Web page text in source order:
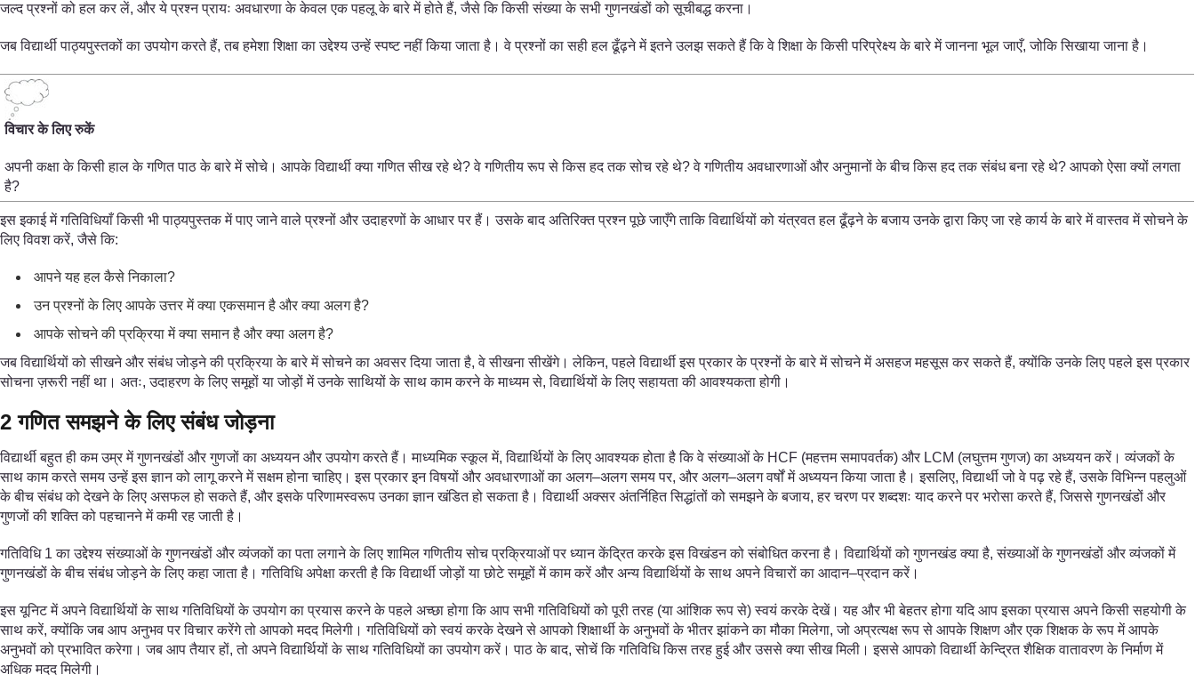
जल्द प्रश्नों को हल कर लें, और ये प्रश्न प्रायः अवधारणा के केवल एक पहलू के बारे में होते हैं, जैसे कि किसी संख्या के सभी गुणनखंडों को सूचीबद्ध करना।
जब विद्यार्थी पाठ्यपुस्तकों का उपयोग करते हैं, तब हमेशा शिक्षा का उद्देश्य उन्हें स्पष्ट नहीं किया जाता है। वे प्रश्नों का सही हल ढूँढ़ने में इतने उलझ सकते हैं कि वे शिक्षा के किसी परिप्रेक्ष्य के बारे में जानना भूल जाएँ, जोकि सिखाया जाना है।
विचार के लिए रुकें
अपनी कक्षा के किसी हाल के गणित पाठ के बारे में सोचे। आपके विद्यार्थी क्या गणित सीख रहे थे? वे गणितीय रूप से किस हद तक सोच रहे थे? वे गणितीय अवधारणाओं और अनुमानों के बीच किस हद तक संबंध बना रहे थे? आपको ऐसा क्यों लगता
है?
इस इकाई में गतिविधियाँ किसी भी पाठ्यपुस्तक में पाए जाने वाले प्रश्नों और उदाहरणों के आधार पर हैं। उसके बाद अतिरिक्त प्रश्न पूछे जाएँगे ताकि विद्यार्थियों को यंत्रवत हल ढूँढ़ने के बजाय उनके द्वारा किए जा रहे कार्य के बारे में वास्तव में सोचने के
लिए विवश करें, जैसे कि:
आपने यह हल कैसे निकाला?
उन प्रश्नों के लिए आपके उत्तर में क्या एकसमान है और क्या अलग है?
आपके सोचने की प्रक्रिया में क्या समान है और क्या अलग है?
जब विद्यार्थियों को सीखने और संबंध जोड़ने की प्रक्रिया के बारे में सोचने का अवसर दिया जाता है, वे सीखना सीखेंगे। लेकिन, पहले विद्यार्थी इस प्रकार के प्रश्नों के बारे में सोचने में असहज महसूस कर सकते हैं, क्योंकि उनके लिए पहले इस प्रकार
सोचना ज़रूरी नहीं था। अतः, उदाहरण के लिए समूहों या जोड़ों में उनके साथियों के साथ काम करने के माध्यम से, विद्यार्थियों के लिए सहायता की आवश्यकता होगी।
2 गणित समझने के लिए संबंध जोड़ना
विद्यार्थी बहुत ही कम उम्र में गुणनखंडों और गुणजों का अध्ययन और उपयोग करते हैं। माध्यमिक स्कूल में, विद्यार्थियों के लिए आवश्यक होता है कि वे संख्याओं के HCF (महत्तम समापवर्तक) और LCM (लघुत्तम गुणज) का अध्ययन करें। व्यंजकों के
साथ काम करते समय उन्हें इस ज्ञान को लागू करने में सक्षम होना चाहिए। इस प्रकार इन विषयों और अवधारणाओं का अलग–अलग समय पर, और अलग–अलग वर्षों में अध्ययन किया जाता है। इसलिए, विद्यार्थी जो वे पढ़ रहे हैं, उसके विभिन्न पहलुओं
के बीच संबंध को देखने के लिए असफल हो सकते हैं, और इसके परिणामस्वरूप उनका ज्ञान खंडित हो सकता है। विद्यार्थी अक्सर अंतर्निहित सिद्धांतों को समझने के बजाय, हर चरण पर शब्दशः याद करने पर भरोसा करते हैं, जिससे गुणनखंडों और
गुणजों की शक्ति को पहचानने में कमी रह जाती है।
गतिविधि 1 का उद्देश्य संख्याओं के गुणनखंडों और व्यंजकों का पता लगाने के लिए शामिल गणितीय सोच प्रक्रियाओं पर ध्यान केंद्रित करके इस विखंडन को संबोधित करना है। विद्यार्थियों को गुणनखंड क्या है, संख्याओं के गुणनखंडों और व्यंजकों में
गुणनखंडों के बीच संबंध जोड़ने के लिए कहा जाता है। गतिविधि अपेक्षा करती है कि विद्यार्थी जोड़ों या छोटे समूहों में काम करें और अन्य विद्यार्थियों के साथ अपने विचारों का आदान–प्रदान करें।
इस यूनिट में अपने विद्यार्थियों के साथ गतिविधियों के उपयोग का प्रयास करने के पहले अच्छा होगा कि आप सभी गतिविधियों को पूरी तरह (या आंशिक रूप से) स्वयं करके देखें। यह और भी बेहतर होगा यदि आप इसका प्रयास अपने किसी सहयोगी के
साथ करें, क्योंकि जब आप अनुभव पर विचार करेंगे तो आपको मदद मिलेगी। गतिविधियों को स्वयं करके देखने से आपको शिक्षार्थी के अनुभवों के भीतर झांकने का मौका मिलेगा, जो अप्रत्यक्ष रूप से आपके शिक्षण और एक शिक्षक के रूप में आपके
अनुभवों को प्रभावित करेगा। जब आप तैयार हों, तो अपने विद्यार्थियों के साथ गतिविधियों का उपयोग करें। पाठ के बाद, सोचें कि गतिविधि किस तरह हुई और उससे क्या सीख मिली। इससे आपको विद्यार्थी केन्द्रित शैक्षिक वातावरण के निर्माण में
अधिक मदद मिलेगी।